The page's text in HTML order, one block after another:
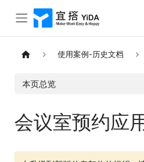
使用案例-历史文档
本页总览
会议室预约应